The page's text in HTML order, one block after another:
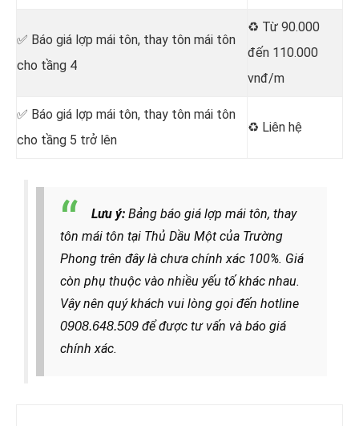
✅ Báo giá lợp mái tôn, thay tôn mái tôn
cho tầng 4
♻️ Từ 90.000
đến 110.000
vnđ/m
✅ Báo giá lợp mái tôn, thay tôn mái tôn
cho tầng 5 trở lên
♻️ Liên hệ
Lưu ý: Bảng báo giá lợp mái tôn, thay
tôn mái tôn tại Thủ Dầu Một của Trường
Phong trên đây là chưa chính xác 100%. Giá
còn phụ thuộc vào nhiều yếu tố khác nhau.
Vậy nên quý khách vui lòng gọi đến hotline
0908.648.509 để được tư vấn và báo giá
chính xác.